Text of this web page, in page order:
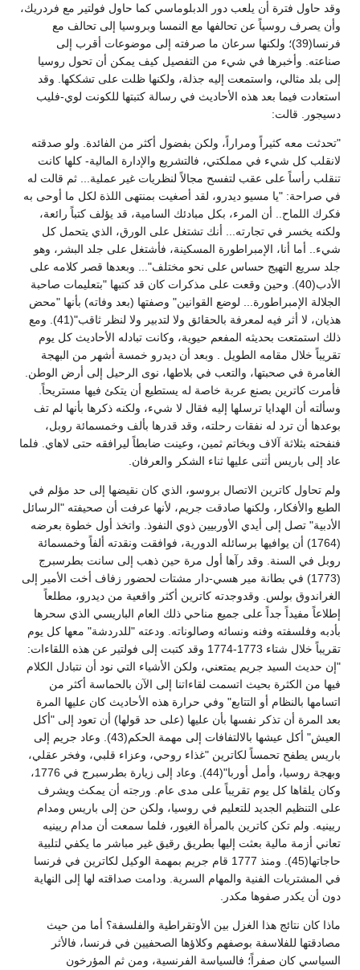
وقد حاول فترة أن يلعب دور الدبلوماسي كما حاول فولتير مع فردريك،
وأن يصرف روسياً عن تحالفها مع النمسا وبروسيا إلى تحالف مع
فرنسا(39)؛ ولكنها سرعان ما صرفته إلى موضوعات أقرب إلى
صناعته. وأخبرها في شيء من التفصيل كيف يمكن أن تحول روسيا
إلى بلد مثالي، واستمعت إليه جذلة، ولكنها ظلت على تشككها. وقد
استعادت فيما بعد هذه الأحاديث في رسالة كتبتها للكونت لوي-فليب
دسيجور. قالت:
"تحدثت معه كثيراً ومراراً، ولكن بفضول أكثر من الفائدة. ولو صدقته
لانقلب كل شيء في مملكتي، فالتشريع والإدارة المالية- كلها كانت
تنقلب رأساً على عقب لتفسح مجالاً لنظريات غير عملية... ثم قالت له
في صراحة: "يا مسيو ديدرو، لقد أصغيت بمنتهى اللذة لكل ما أوحى به
فكرك اللماح.. أن المرء، بكل مبادئك السامية، قد يؤلف كتباً رائعة،
ولكنه يخسر في تجارته... أنك تشتغل على الورق، الذي يتحمل كل
شيء.. أما أنا، الإمبراطورة المسكينة، فأشتغل على جلد البشر، وهو
جلد سريع التهيج حساس على نحو مختلف"... وبعدها قصر كلامه على
الأدب(40). وحين وقعت على مذكرات كان قد كتبها "بتعليمات صاحبة
الجلالة الإمبراطورة... لوضع القوانين" وصفتها (بعد وفاته) بأنها "محض
هذيان، لا أثر فيه لمعرفة بالحقائق ولا لتدبير ولا لنظر ثاقب"(41). ومع
ذلك استمتعت بحديثه المفعم حيوية، وكانت تبادله الأحاديث كل يوم
تقريباً خلال مقامه الطويل . وبعد أن ديدرو خمسة أشهر من البهجة
الغامرة في صحبتها، والتعب في بلاطها، نوى الرحيل إلى أرض الوطن.
فأمرت كاترين بصنع عربة خاصة له يستطيع أن يتكئ فيها مستريحاً.
وسألته أن الهدايا ترسلها إليه فقال لا شيء، ولكنه ذكرها بأنها لم تف
بوعدها أن ترد له نفقات رحلته، وقد قدرها بألف وخمسمائة روبل،
فنفحته بثلاثة آلاف وبخاتم ثمين، وعينت ضابطاً ليرافقه حتى لاهاي. فلما
عاد إلى باريس أثنى عليها ثناء الشكر والعرفان.
ولم تحاول كاترين الاتصال بروسو، الذي كان نقيضها إلى حد مؤلم في
الطبع والأفكار، ولكنها صادقت جريم، لأنها عرفت أن صحيفته "الرسائل
الأدبية" تصل إلى أيدي الأوربيين ذوي النفوذ. واتخذ أول خطوة بعرضه
(1764) أن يوافيها برسائله الدورية، فوافقت ونقدته ألفاً وخمسمائة
روبل في السنة. وقد رآها أول مرة حين ذهب إلى سانت بطرسبرج
(1773) في بطانة مير هسي-دار مشتات لحضور زفاف أخت الأمير إلى
الغراندوق بولس. وقدوجدته كاترين أكثر واقعية من ديدرو، مطلعاً
إطلاعاً مفيداً جداً على جميع مناحي ذلك العام الباريسي الذي سحرها
بأدبه وفلسفته وفنه ونسائه وصالوناته. ودعته "للدردشة" معها كل يوم
تقريباً خلال شتاء 1773-1774 وقد كتبت إلى فولتير عن هذه اللقاءات:
"إن حديث السيد جريم يمتعني، ولكن الأشياء التي نود أن نتبادل الكلام
فيها من الكثرة بحيث اتسمت لقاءاتنا إلى الآن بالحماسة أكثر من
اتسامها بالنظام أو التتابع" وفي حرارة هذه الأحاديث كان عليها المرة
بعد المرة أن تذكر نفسها بأن عليها (على حد قولها) أن تعود إلى "أكل
العيش" أكل عيشها بالالتفافات إلى مهمة الحكم(43). وعاد جريم إلى
باريس يطفح تحمساً لكاترين "غذاء روحي، وعزاء قلبي، وفخر عقلي،
وبهجة روسيا، وأمل أوربا"(44). وعاد إلى زيارة بطرسبرج في 1776،
وكان يلقاها كل يوم تقريباً على مدى عام. ورجته أن يمكث ويشرف
على التنظيم الجديد للتعليم في روسيا، ولكن حن إلى باريس ومدام
ريينيه. ولم تكن كاترين بالمرأة الغيور، فلما سمعت أن مدام ريينيه
تعاني أزمة مالية بعثت إليها بطريق رقيق غير مباشر ما يكفي لتلبية
حاجاتها(45). ومنذ 1777 قام جريم بمهمة الوكيل لكاترين في فرنسا
في المشتريات الفنية والمهام السرية. ودامت صداقته لها إلى النهاية
دون أن يكدر صفوها مكدر.
ماذا كان نتائج هذا الغزل بين الأوتقراطية والفلسفة؟ أما من حيث
مصادقتها للفلاسفة بوصفهم وكلاؤها الصحفيين في فرنسا، فالأثر
السياسي كان صفراً؛ فالسياسة الفرنسية، ومن ثم المؤرخون